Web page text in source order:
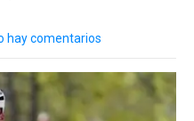
hay comentarios